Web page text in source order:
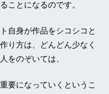
ことになるのです。
自身が作品をシコシコと
り方は、どんどん少なく
をのぞいては、
要になっていくというこ